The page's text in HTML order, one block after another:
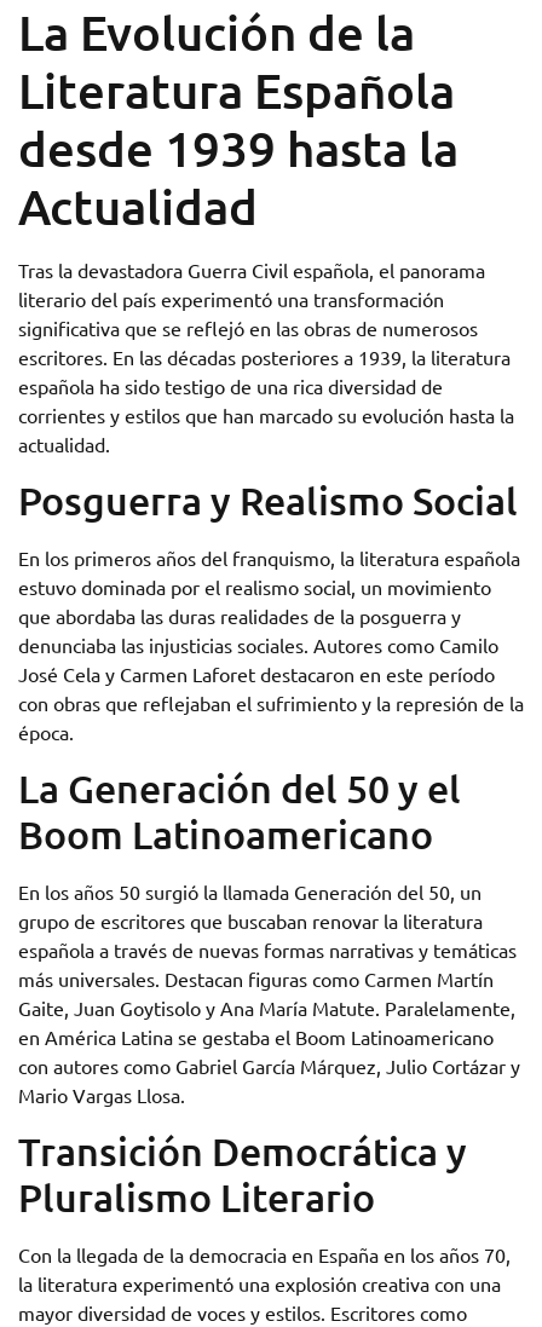
La Evolución de la
Literatura Española
desde 1939 hasta la
Actualidad
Tras la devastadora Guerra Civil española, el panorama
literario del país experimentó una transformación
significativa que se reflejó en las obras de numerosos
escritores. En las décadas posteriores a 1939, la literatura
española ha sido testigo de una rica diversidad de
corrientes y estilos que han marcado su evolución hasta la
actualidad.
Posguerra y Realismo Social
En los primeros años del franquismo, la literatura española
estuvo dominada por el realismo social, un movimiento
que abordaba las duras realidades de la posguerra y
denunciaba las injusticias sociales. Autores como Camilo
José Cela y Carmen Laforet destacaron en este período
con obras que reflejaban el sufrimiento y la represión de la
época.
La Generación del 50 y el
Boom Latinoamericano
En los años 50 surgió la llamada Generación del 50, un
grupo de escritores que buscaban renovar la literatura
española a través de nuevas formas narrativas y temáticas
más universales. Destacan figuras como Carmen Martín
Gaite, Juan Goytisolo y Ana María Matute. Paralelamente,
en América Latina se gestaba el Boom Latinoamericano
con autores como Gabriel García Márquez, Julio Cortázar y
Mario Vargas Llosa.
Transición Democrática y
Pluralismo Literario
Con la llegada de la democracia en España en los años 70,
la literatura experimentó una explosión creativa con una
mayor diversidad de voces y estilos. Escritores como